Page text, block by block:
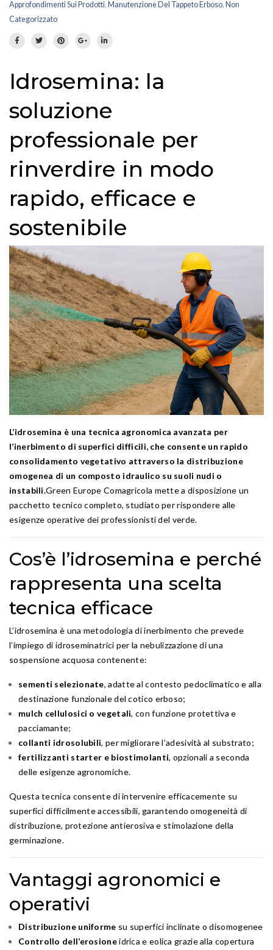
Prato fiorito
Paesaggio
Speciali
Ripopolazione insetti
Idrosemina
RICHIEDI INFORMAZIONI
EN DE
Approfondimenti Sui Prodotti, Manutenzione Del Tappeto Erboso, Non
Categorizzato
Idrosemina: la
soluzione
professionale per
rinverdire in modo
rapido, efficace e
sostenibile
L’idrosemina è una tecnica agronomica avanzata per
l’inerbimento di superfici difficili, che consente un rapido
consolidamento vegetativo attraverso la distribuzione
omogenea di un composto idraulico su suoli nudi o
instabili.Green Europe Comagricola mette a disposizione un
pacchetto tecnico completo, studiato per rispondere alle
esigenze operative dei professionisti del verde.
Cos’è l’idrosemina e perché
rappresenta una scelta
tecnica efficace
L’idrosemina è una metodologia di inerbimento che prevede
l’impiego di idroseminatrici per la nebulizzazione di una
sospensione acquosa contenente:
sementi selezionate, adatte al contesto pedoclimatico e alla
destinazione funzionale del cotico erboso;
mulch cellulosici o vegetali, con funzione protettiva e
pacciamante;
collanti idrosolubili, per migliorare l’adesività al substrato;
fertilizzanti starter e biostimolanti, opzionali a seconda
delle esigenze agronomiche.
Questa tecnica consente di intervenire efficacemente su
superfici difficilmente accessibili, garantendo omogeneità di
distribuzione, protezione antierosiva e stimolazione della
germinazione.
Vantaggi agronomici e
operativi
Distribuzione uniforme su superfici inclinate o disomogenee
Controllo dell’erosioneidrica e eolica grazie alla copertura